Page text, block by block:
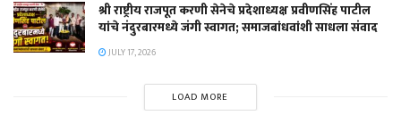
श्री राष्ट्रीय राजपूत करणी सेनेचे प्रदेशाध्यक्ष प्रवीणसिंह पाटील
यांचे नंदुरबारमध्ये जंगी स्वागत; समाजबांधवांशी साधला संवाद
JULY 17, 2026
LOAD MORE